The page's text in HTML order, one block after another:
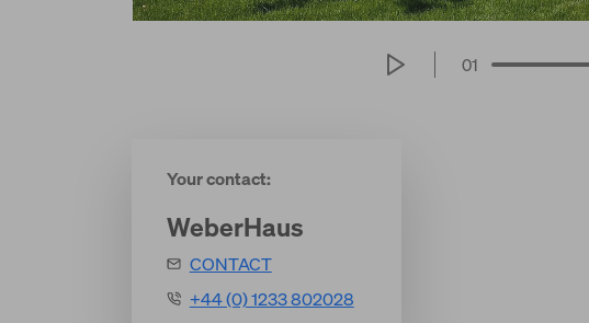
01
Your contact:
WeberHaus
CONTACT
+44 (0) 1233 802028